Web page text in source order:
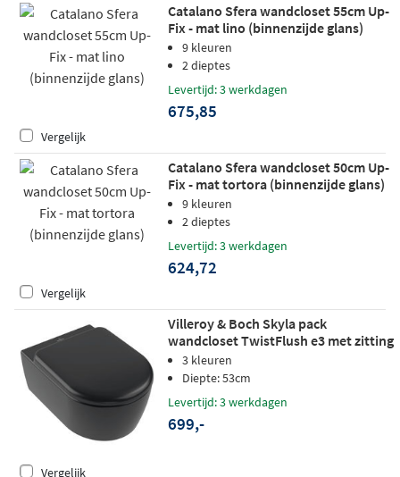
Catalano Sfera wandcloset 55cm Up-
Fix - mat lino (binnenzijde glans)
9 kleuren
2 dieptes
Levertijd: 3 werkdagen
675,85
Vergelijk
Catalano Sfera wandcloset 50cm Up-
Fix - mat tortora (binnenzijde glans)
9 kleuren
2 dieptes
Levertijd: 3 werkdagen
624,72
Vergelijk
Villeroy & Boch Skyla pack
wandcloset TwistFlush e3 met zitting
SC + QR - Pure Black - CeramicPlus
3 kleuren
Diepte: 53cm
Levertijd: 3 werkdagen
699,-
Vergelijk